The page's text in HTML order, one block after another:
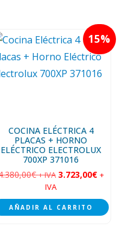
15
COCINA ELÉCTRICA 4
PLACAS + HORNO
ELÉCTRICO ELECTROLUX
700XP 371016
€ + IVA 3.723,00€ +
IVA
AÑADIR AL CARRITO